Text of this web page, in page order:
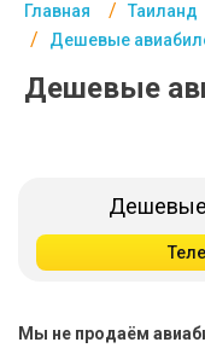
Главная Таиланд
Дешевые
Дешевые
Дешевые
Мы не продаём
Турция
Шри Ланка